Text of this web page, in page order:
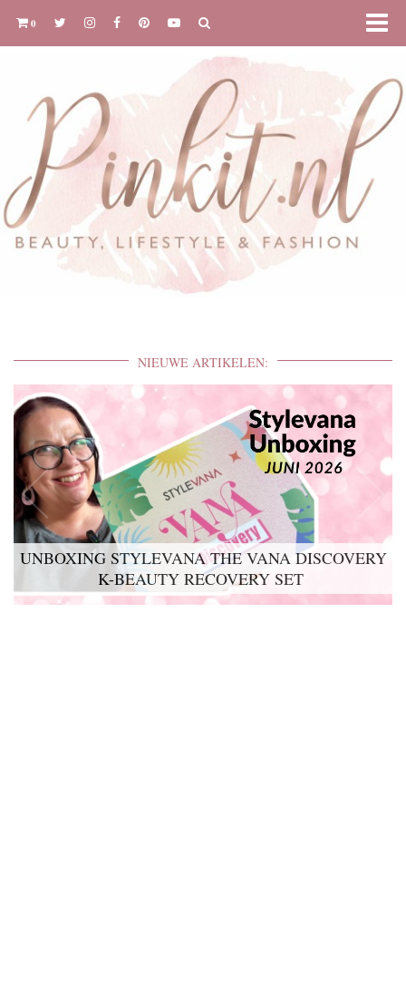
0
NIEUWE ARTIKELEN:
UNBOXING STYLEVANA THE VANA DISCOVERY
K-BEAUTY RECOVERY SET